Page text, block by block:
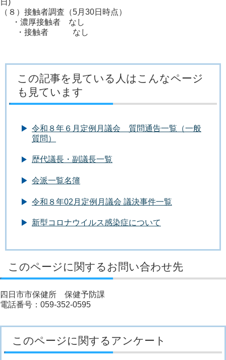
日)
（８）接触者調査（5月30日時点）
・濃厚接触者 なし
・接触者 なし
この記事を見ている人はこんなページ
も見ています
令和８年６月定例月議会 質問通告一覧（一般
質問）
歴代議長・副議長一覧
会派一覧名簿
令和８年02月定例月議会 議決事件一覧
新型コロナウイルス感染症について
このページに関するお問い合わせ先
四日市市保健所 保健予防課
電話番号：059-352-0595
このページに関するアンケート